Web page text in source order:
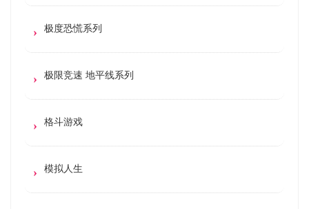
极度恐慌系列
极限竞速 地平线系列
格斗游戏
模拟人生